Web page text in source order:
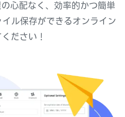
心配なく、効率的かつ簡単
ル保存ができるオンライン
ださい！